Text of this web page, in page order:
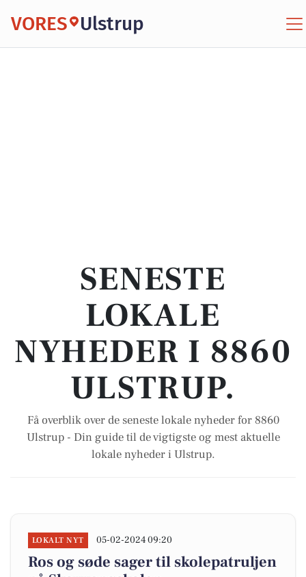
VORES Ulstrup
SENESTE
LOKALE
NYHEDER I 8860
ULSTRUP.
Få overblik over de seneste lokale nyheder for 8860
Ulstrup - Din guide til de vigtigste og mest aktuelle
lokale nyheder i Ulstrup.
LOKALT NYT 05-02-2024 09:20
Ros og søde sager til skolepatruljen